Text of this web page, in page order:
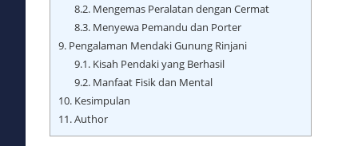
8.2.Mengemas Peralatan dengan Cermat
8.3.Menyewa Pemandu dan Porter
9. Pengalaman Mendaki Gunung Rinjani
9.1.Kisah Pendaki yang Berhasil
9.2.Manfaat Fisik dan Mental
10. Kesimpulan
11.Author